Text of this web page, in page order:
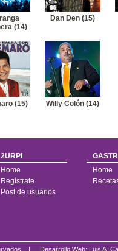
(14)
Dan Den (15)
(15) Willy Colón (14)
2URPI
Home
Regístrate
Post de usuarios
Home
| Desarrollo Web: Luis